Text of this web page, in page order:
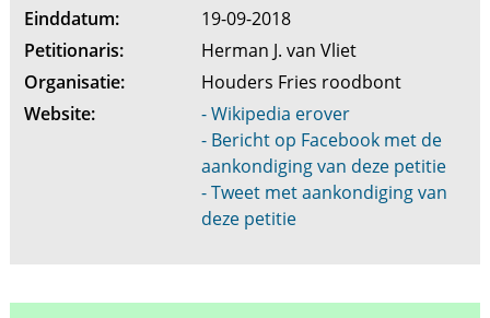
Einddatum:
19-09-2018
Petitionaris:
Herman J. van Vliet
Organisatie:
Houders Fries roodbont
Website:
- Wikipedia erover
- Bericht op Facebook met de
aankondiging van deze petitie
- Tweet met aankondiging van
deze petitie